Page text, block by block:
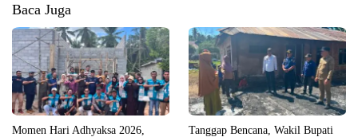
Baca Juga
Momen Hari Adhyaksa 2026,
Tanggap Bencana, Wakil Bupati